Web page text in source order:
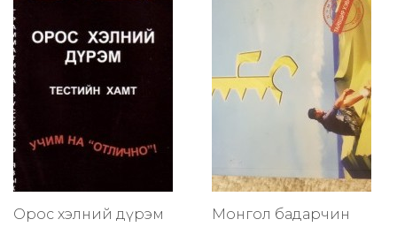
Орос хэлний дүрэм
Монгол бадарчин